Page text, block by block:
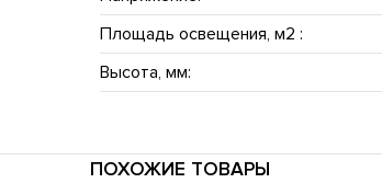
Площадь освещения, м2 :
Высота, мм:
ПОХОЖИЕ ТОВАРЫ